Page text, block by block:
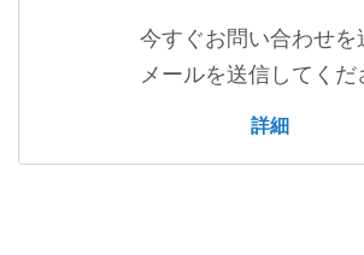
今すぐお問い合わせを
メールを送信してくだ
詳細